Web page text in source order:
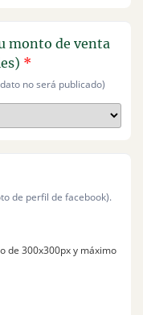
monto de venta
*
no será publicado)
de perfil de facebook).
de 300x300px y máximo